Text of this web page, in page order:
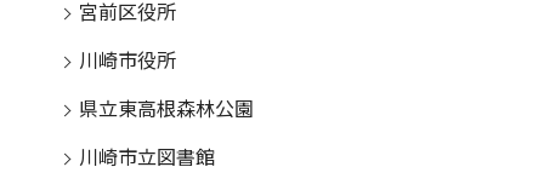
宮前区役所
川崎市役所
県立東高根森林公園
川崎市立図書館